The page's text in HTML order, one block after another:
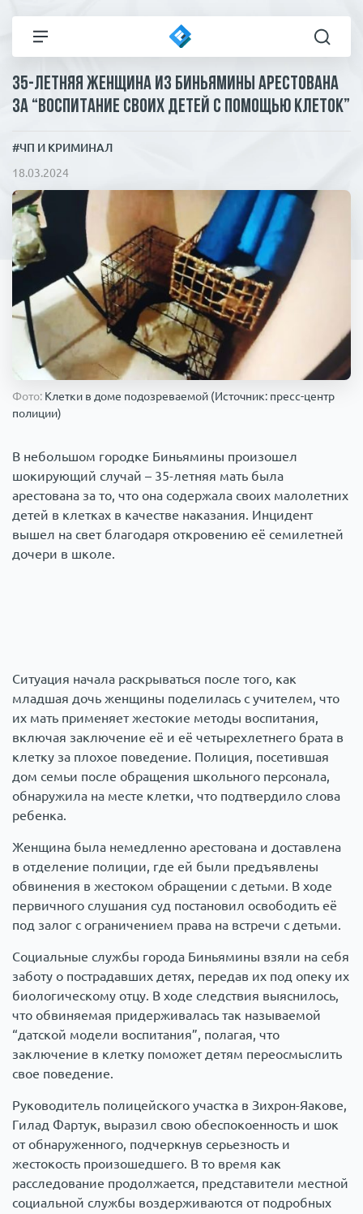
Все новости
Экономика
Общество
Коронавирус
Происшествия
Технологии
Пресса
Статьи
ЧП И КРИМИНАЛ
1000 мелочей
35-летняя женщина из Биньямины арестована
за “воспитание своих детей с помощью клеток”
#ЧП И КРИМИНАЛ
18.03.2024
Фото: Клетки в доме подозреваемой (Источник: пресс-центр
полиции)
В небольшом городке Биньямины произошел
шокирующий случай – 35-летняя мать была
арестована за то, что она содержала своих малолетних
детей в клетках в качестве наказания. Инцидент
вышел на свет благодаря откровению её семилетней
дочери в школе.
Ситуация начала раскрываться после того, как
младшая дочь женщины поделилась с учителем, что
их мать применяет жестокие методы воспитания,
включая заключение её и её четырехлетнего брата в
клетку за плохое поведение. Полиция, посетившая
дом семьи после обращения школьного персонала,
обнаружила на месте клетки, что подтвердило слова
ребенка.
Женщина была немедленно арестована и доставлена
в отделение полиции, где ей были предъявлены
обвинения в жестоком обращении с детьми. В ходе
первичного слушания суд постановил освободить её
под залог с ограничением права на встречи с детьми.
Социальные службы города Биньямины взяли на себя
заботу о пострадавших детях, передав их под опеку их
биологическому отцу. В ходе следствия выяснилось,
что обвиняемая придерживалась так называемой
“датской модели воспитания”, полагая, что
заключение в клетку поможет детям переосмыслить
свое поведение.
Руководитель полицейского участка в Зихрон-Яакове,
Гилад Фартук, выразил свою обеспокоенность и шок
от обнаруженного, подчеркнув серьезность и
жестокость произошедшего. В то время как
расследование продолжается, представители местной
социальной службы воздерживаются от подробных